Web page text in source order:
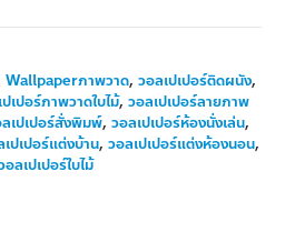
Wallpaperภาพวาด, วอลเปเปอร์ติดผนัง,
เปอร์ภาพวาดใบไม้, วอลเปเปอร์ลายภาพ
เปเปอร์สั่งพิมพ์, วอลเปเปอร์ห้องนั่งเล่น,
ปเปอร์แต่งบ้าน, วอลเปเปอร์แต่งห้องนอน,
อลเปเปอร์ใบไม้